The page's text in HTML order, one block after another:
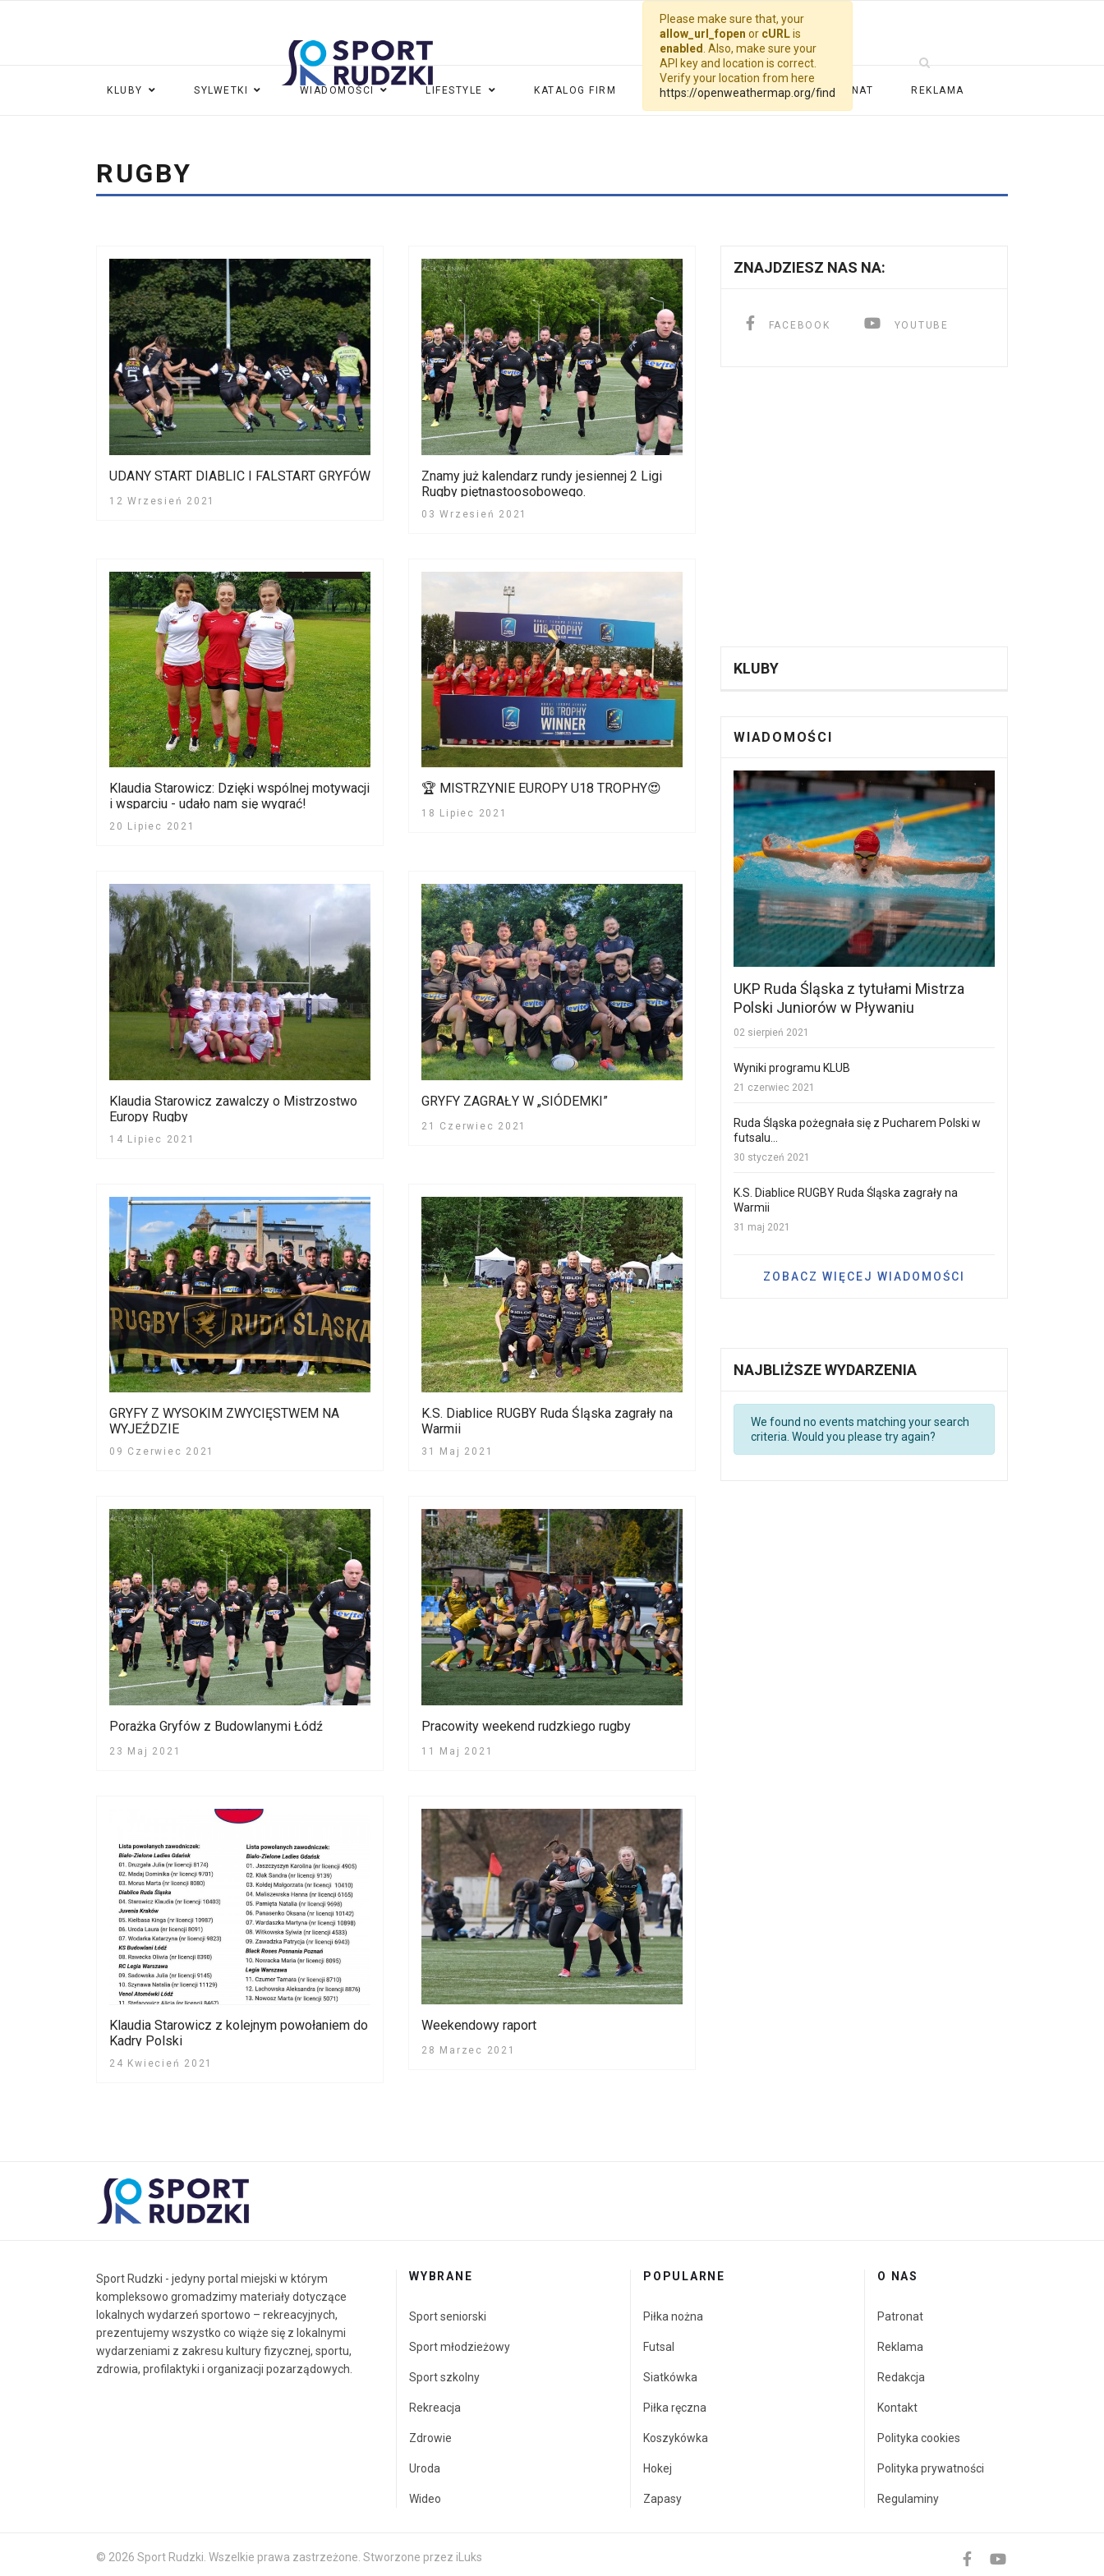
Please make sure that, your
allow_url_fopen or cURLis
enabled . Also, make sure your
API key and location is correct.
Verify your location from here
https://openweathermap.org/find
KLUBY SYLWETKI WIADOMOŚCI LIFESTYLE KATALOG FIRM WIDEO GALERIA PATRONAT REKLAMA
RUGBY
UDANY START DIABLIC I FALSTART GRYFÓW
12 Wrzesień 2021
Znamy już kalendarz rundy jesiennej 2 Ligi
Rugby piętnastoosobowego.
03 Wrzesień 2021
Klaudia Starowicz: Dzięki wspólnej motywacji
i wsparciu - udało nam się wygrać!
20 Lipiec 2021
🏆 MISTRZYNIE EUROPY U18 TROPHY😍
18 Lipiec 2021
Klaudia Starowicz zawalczy o Mistrzostwo
Europy Rugby
14 Lipiec 2021
GRYFY ZAGRAŁY W „SIÓDEMKI”
21 Czerwiec 2021
GRYFY Z WYSOKIM ZWYCIĘSTWEM NA
WYJEŹDZIE
09 Czerwiec 2021
K.S. Diablice RUGBY Ruda Śląska zagrały na
Warmii
31 Maj 2021
Porażka Gryfów z Budowlanymi Łódź
23 Maj 2021
Pracowity weekend rudzkiego rugby
11 Maj 2021
Klaudia Starowicz z kolejnym powołaniem do
Kadry Polski
24 Kwiecień 2021
Weekendowy raport
28 Marzec 2021
ZNAJDZIESZ NAS NA:
FACEBOOK YOUTUBE
KLUBY
WIADOMOŚCI
UKP Ruda Śląska z tytułami Mistrza
Polski Juniorów w Pływaniu
02 sierpień 2021
Wyniki programu KLUB
21 czerwiec 2021
Ruda Śląska pożegnała się z Pucharem Polski w
futsalu...
30 styczeń 2021
K.S. Diablice RUGBY Ruda Śląska zagrały na
Warmii
31 maj 2021
ZOBACZ WIĘCEJ WIADOMOŚCI
NAJBLIŻSZE WYDARZENIA
We found no events matching your search
criteria. Would you please try again?
Sport Rudzki - jedyny portal miejski w którym
kompleksowo gromadzimy materiały dotyczące
lokalnych wydarzeń sportowo – rekreacyjnych,
prezentujemy wszystko co wiąże się z lokalnymi
wydarzeniami z zakresu kultury fizycznej, sportu,
zdrowia, profilaktyki i organizacji pozarządowych.
WYBRANE
Sport seniorski
Sport młodzieżowy
Sport szkolny
Rekreacja
Zdrowie
Uroda
Wideo
POPULARNE
Piłka nożna
Futsal
Siatkówka
Piłka ręczna
Koszykówka
Hokej
Zapasy
O NAS
Patronat
Reklama
Redakcja
Kontakt
Polityka cookies
Polityka prywatności
Regulaminy
© 2026 Sport Rudzki. Wszelkie prawa zastrzeżone. Stworzone przez iLuks